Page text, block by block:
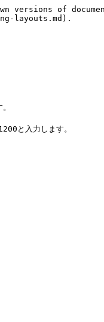
of
layouts.md).
と入力します。